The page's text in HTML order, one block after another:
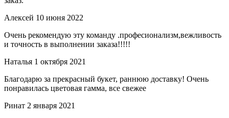
Алексей 10 июня 2022
Очень рекомендую эту команду .професионализм,вежливость
и точность в выполнении заказа!!!!!
Наталья 1 октября 2021
Благодарю за прекрасный букет, раннюю доставку! Очень
понравилась цветовая гамма, все свежее
Ринат 2 января 2021